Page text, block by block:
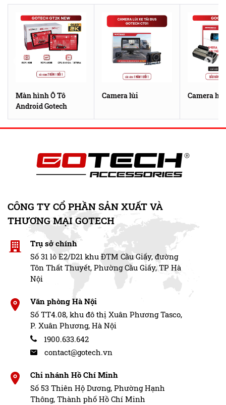
Màn hình Ô Tô
Android Gotech
Camera lùi Camera
CÔNG TY CỔ PHẦN SẢN XUẤT VÀ
THƯƠNG MẠI GOTECH
Trụ sở chính
Số 31 lô E2/D21 khu ĐTM Cầu Giấy, đường
Tôn Thất Thuyết, Phường Cầu Giấy, TP Hà
Nội
Văn phòng Hà Nội
Số TT4.08, khu đô thị Xuân Phương Tasco,
P. Xuân Phương, Hà Nội
1900.633.642
contact@gotech.vn
Chi nhánh Hồ Chí Minh
Số 53 Thiên Hộ Dương, Phường Hạnh
Thông, Thành phố Hồ Chí Minh